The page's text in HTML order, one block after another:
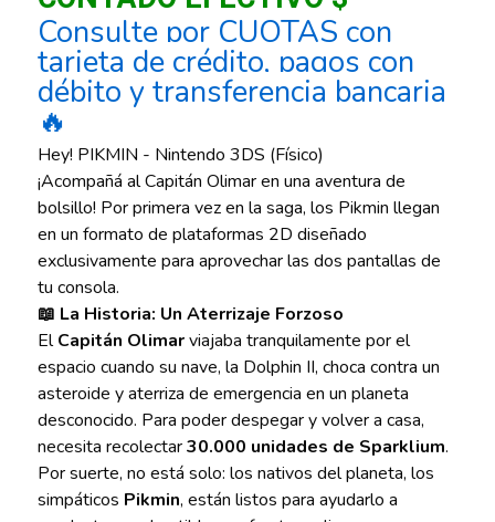
Consulte por CUOTAS con
tarjeta de crédito, pagos con
débito y transferencia bancaria
🔥
Hey! PIKMIN - Nintendo 3DS (Físico)
¡Acompañá al Capitán Olimar en una aventura de
bolsillo! Por primera vez en la saga, los Pikmin llegan
en un formato de plataformas 2D diseñado
exclusivamente para aprovechar las dos pantallas de
tu consola.
📖 La Historia: Un Aterrizaje Forzoso
ElCapitán Olimarviajaba tranquilamente por el
espacio cuando su nave, la Dolphin II, choca contra un
asteroide y aterriza de emergencia en un planeta
desconocido. Para poder despegar y volver a casa,
necesita recolectar30.000 unidades de Sparklium.
Por suerte, no está solo: los nativos del planeta, los
simpáticos Pikmin, están listos para ayudarlo a